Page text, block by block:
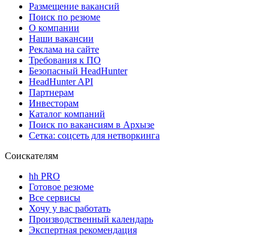
Размещение вакансий
Поиск по резюме
О компании
Наши вакансии
Реклама на сайте
Требования к ПО
Безопасный HeadHunter
HeadHunter API
Партнерам
Инвесторам
Каталог компаний
Поиск по вакансиям в Архызе
Сетка: соцсеть для нетворкинга
Соискателям
hh PRO
Готовое резюме
Все сервисы
Хочу у вас работать
Производственный календарь
Экспертная рекомендация